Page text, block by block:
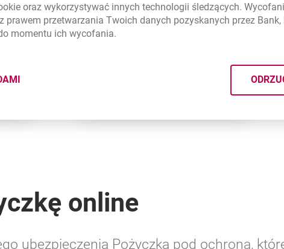
Banku Śląskiego, mBanku,
Erste Bank, BNP Paribas,
VeloBanku, PKO BP lub
online
ubezpieczenia Pożyczka pod ochroną,
oraz wykorzystywać innych technologii śledzących.
prawem przetwarzania Twoich danych pozyskanych przez
momentu ich wycofania.
PLIKÓW